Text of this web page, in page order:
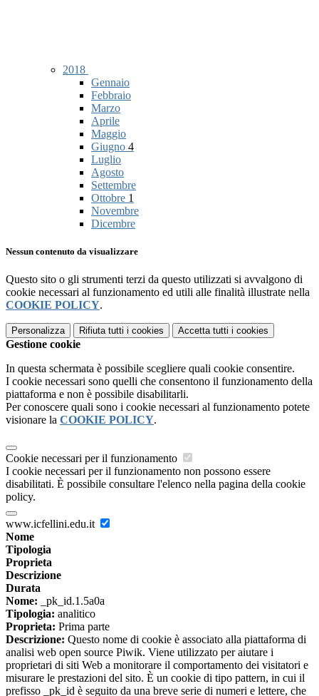
2018
Gennaio
Febbraio
Marzo
Aprile
Maggio
Giugno 4
Luglio
Agosto
Settembre
Ottobre 1
Novembre
Dicembre
Nessun contenuto da visualizzare
Questo sito o gli strumenti terzi da questo utilizzati si avvalgono di
cookie necessari al funzionamento ed utili alle finalità illustrate nella
COOKIE POLICY.
Personalizza Rifiuta tutti i cookies Accetta tutti i cookies
Gestione cookie
In questa schermata è possibile scegliere quali cookie consentire.
I cookie necessari sono quelli che consentono il funzionamento della
piattaforma e non è possibile disabilitarli.
Per conoscere quali sono i cookie necessari al funzionamento potete
visionare la COOKIE POLICY.
Cookie necessari per il funzionamento
I cookie necessari per il funzionamento non possono essere
disabilitati. È possibile consultare l'elenco nella pagina della cookie
policy.
www.icfellini.edu.it
Nome
Tipologia
Proprieta
Descrizione
Durata
Nome: _pk_id.1.5a0a
Tipologia: analitico
Proprieta: Prima parte
Descrizione: Questo nome di cookie è associato alla piattaforma di
analisi web open source Piwik. Viene utilizzato per aiutare i
proprietari di siti Web a monitorare il comportamento dei visitatori e
misurare le prestazioni del sito. È un cookie di tipo pattern, in cui il
prefisso _pk_id è seguito da una breve serie di numeri e lettere, che